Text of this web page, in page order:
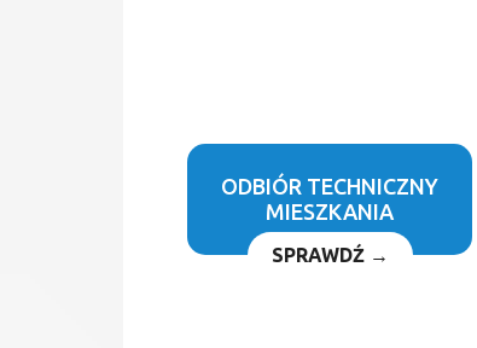
ODBIÓR TECHNICZNY
MIESZKANIA
SPRAWDŹ →